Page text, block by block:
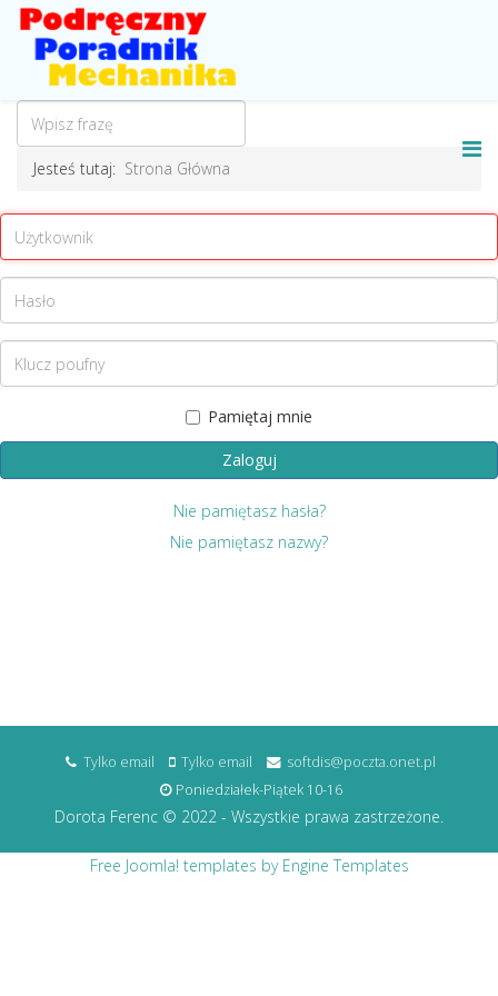
Jesteś tutaj: Strona Główna
Pamiętaj mnie
Zaloguj
Nie pamiętasz hasła?
Nie pamiętasz nazwy?
Tylko email Tylko email
softdis@poczta.onet.pl
Poniedziałek-Piątek 10-16
Dorota Ferenc © 2022 - Wszystkie prawa zastrzeżone.
Free Joomla! templates by Engine Templates